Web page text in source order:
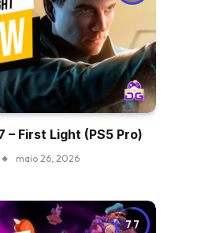
– First Light (PS5 Pro)
maio 26, 2026
7.7